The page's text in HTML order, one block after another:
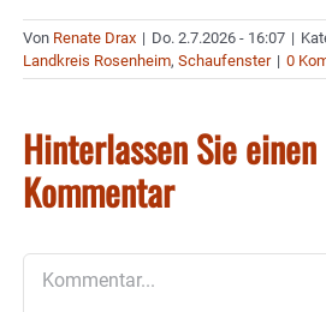
Von Renate Drax | Do. 2.7.2026 - 16:07 |
Landkreis Rosenheim, Schaufenster | 0
Hinterlassen Sie einen
Kommentar